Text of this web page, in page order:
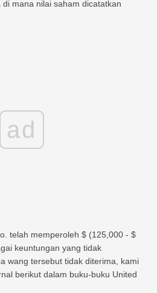
mana nilai saham dicatatkan
ad
telah memperoleh $ (125,000 - $
keuntungan yang tidak
wang tersebut tidak diterima, kami
berikut dalam buku-buku United